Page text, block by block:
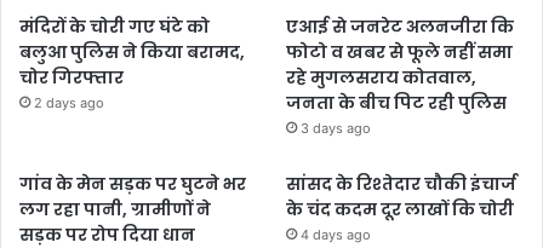
मंदिरों के चोरी गए घंटे को
बलुआ पुलिस ने किया बरामद,
चोर गिरफ्तार
2 days ago
एआई से जनरेट अलनजीरा कि
फोटो व खबर से फूले नहीं समा
रहे मुगलसराय कोतवाल,
जनता के बीच पिट रही पुलिस
3 days ago
गांव के मेन सड़क पर घुटने भर
लग रहा पानी, ग्रामीणों ने
सड़क पर रोप दिया धान
सांसद के रिश्तेदार चौकी इंचार्ज
के चंद कदम दूर लाखों कि चोरी
4 days ago